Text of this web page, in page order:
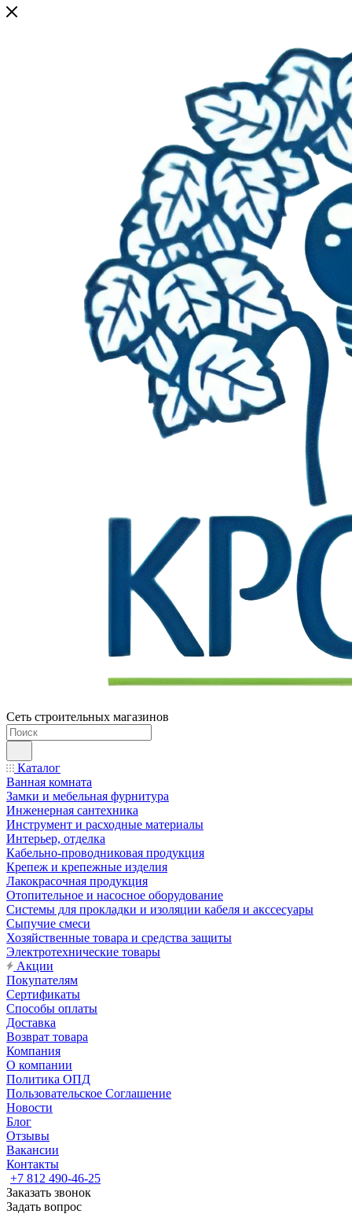
Сеть строительных магазинов
Каталог
Ванная комната
Замки и мебельная фурнитура
Инженерная сантехника
Инструмент и расходные материалы
Интерьер, отделка
Кабельно-проводниковая продукция
Крепеж и крепежные изделия
Лакокрасочная продукция
Отопительное и насосное оборудование
Системы для прокладки и изоляции кабеля и акссесуары
Сыпучие смеси
Хозяйственные товара и средства защиты
Электротехнические товары
Акции
Покупателям
Сертификаты
Способы оплаты
Доставка
Возврат товара
Компания
О компании
Политика ОПД
Пользовательское Соглашение
Новости
Блог
Отзывы
Вакансии
Контакты
+7 812 490-46-25
Заказать звонок
Задать вопрос